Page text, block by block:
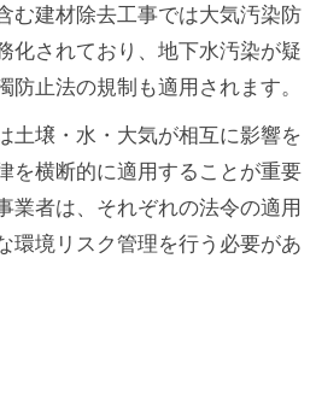
む建材除去工事では大気汚染防
化されており、地下水汚染が疑
防止法の規制も適用されます。
土壌・水・大気が相互に影響を
を横断的に適用することが重要
業者は、それぞれの法令の適用
環境リスク管理を行う必要があ